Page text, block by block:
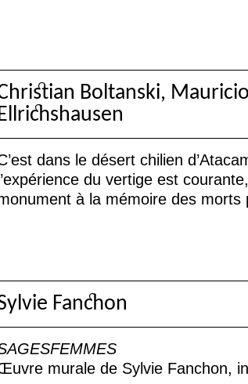
Boltanski,
dans le désert chilien
l’expérience du vertige est
à la mémoire des morts
Fanchon
murale de Sylvie Fanchon,